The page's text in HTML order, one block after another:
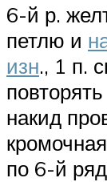
6-й р.
петлю и
изн., 1 п.
накид
по 6-й